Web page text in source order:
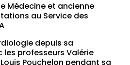
Médecine et ancienne
au Service des
depuis sa
professeurs Valérie
Pouchelon pendant sa